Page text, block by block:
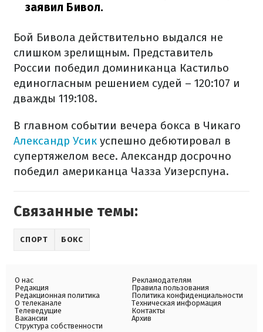
заявил Бивол.
Бой Бивола действительно выдался не
слишком зрелищным. Представитель
России победил доминиканца Кастильо
единогласным решением судей – 120:107 и
дважды 119:108.
В главном событии вечера бокса в Чикаго
Александр Усик успешно дебютировал в
супертяжелом весе. Александр досрочно
победил американца Чазза Уизерспуна.
Связанные темы:
СПОРТ БОКС
О нас
Редакция
Редакционная политика
О телеканале
Телеведущие
Вакансии
Структура собственности
Рекламодателям
Правила пользования
Политика конфиденциальности
Техническая информация
Контакты
Архив